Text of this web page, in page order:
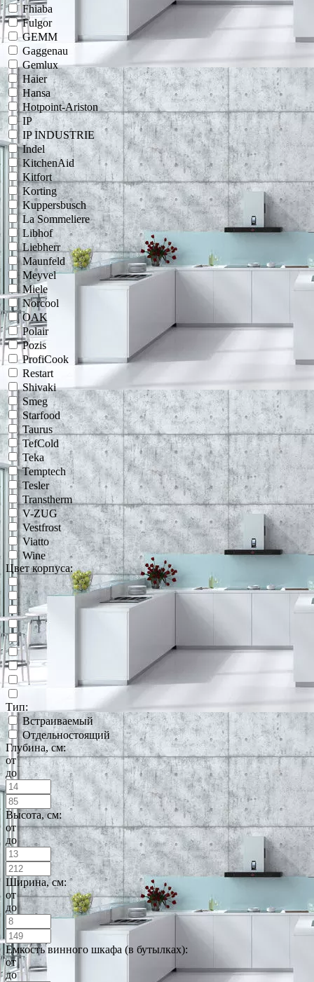
Fhiaba
Fulgor
GEMM
Gaggenau
Gemlux
Haier
Hansa
Hotpoint-Ariston
IP
IP INDUSTRIE
Indel
KitchenAid
Kitfort
Korting
Kuppersbusch
La Sommeliere
Libhof
Liebherr
Maunfeld
Meyvel
Miele
Norcool
OAK
Polair
Pozis
ProfiCook
Restart
Shivaki
Smeg
Starfood
Taurus
TefCold
Teka
Temptech
Tesler
Transtherm
V-ZUG
Vestfrost
Viatto
Wine
Цвет корпуса:
Тип:
Встраиваемый
Отдельностоящий
Глубина, см:
от
до
Высота, см:
от
до
Ширина, см:
от
до
Емкость винного шкафа (в бутылках):
от
до